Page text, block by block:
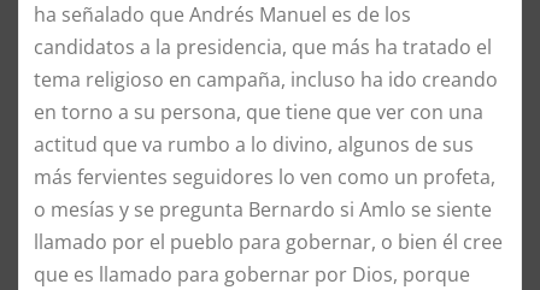
ha señalado que Andrés Manuel es de los
candidatos a la presidencia, que más ha tratado el
tema religioso en campaña, incluso ha ido creando
en torno a su persona, que tiene que ver con una
actitud que va rumbo a lo divino, algunos de sus
más fervientes seguidores lo ven como un profeta,
o mesías y se pregunta Bernardo si Amlo se siente
llamado por el pueblo para gobernar, o bien él cree
que es llamado para gobernar por Dios, porque